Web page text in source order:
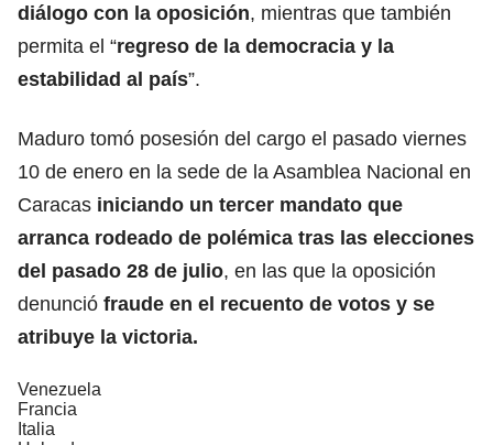
diálogo con la oposición, mientras que también
permita el “regreso de la democracia y la
estabilidad al país”.
Maduro tomó posesión del cargo el pasado viernes
10 de enero en la sede de la Asamblea Nacional en
Caracas iniciando un tercer mandato que
arranca rodeado de polémica tras las elecciones
del pasado 28 de julio, en las que la oposición
denunció fraude en el recuento de votos y se
atribuye la victoria.
Venezuela
Francia
Italia